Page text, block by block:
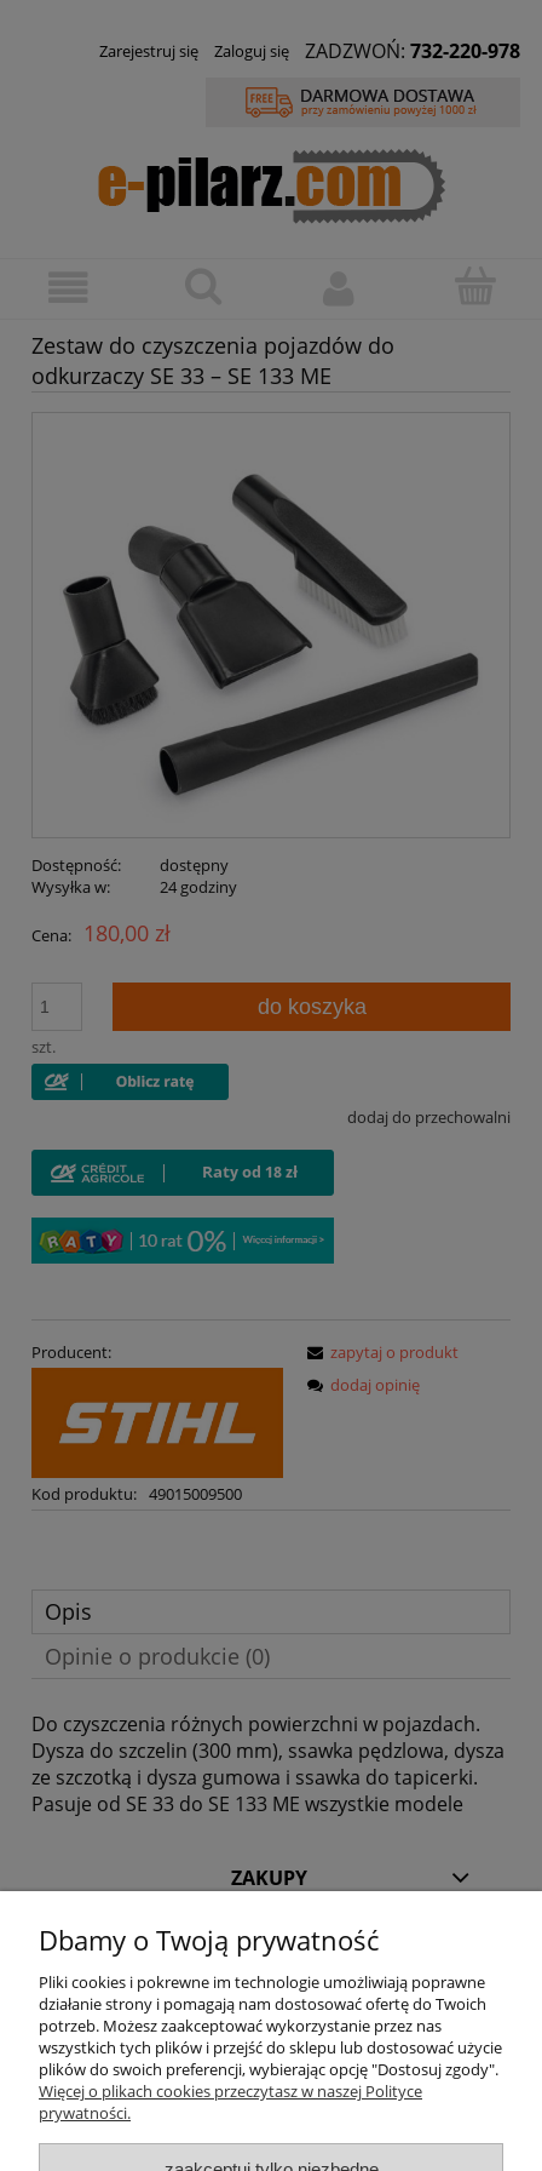
Zarejestruj się Zaloguj się ZADZWOŃ: 732-220-978
Zestaw do czyszczenia pojazdów do
odkurzaczy SE 33 – SE 133 ME
Dostępność:
dostępny
Wysyłka w:
24 godziny
Cena: 180,00 zł
szt.
do koszyka
dodaj do przechowalni
Producent:
Kod produktu: 49015009500
zapytaj o produkt
dodaj opinię
Opis
Opinie o produkcie (0)
Do czyszczenia różnych powierzchni w pojazdach.
Dysza do szczelin (300 mm), ssawka pędzlowa, dysza
ze szczotką i dysza gumowa i ssawka do tapicerki.
Pasuje od SE 33 do SE 133 ME wszystkie modele
ZAKUPY
POMOC
INFORMACJE
KILKA SŁÓW O NAS
Dbamy o Twoją prywatność
Pliki cookies i pokrewne im technologie umożliwiają poprawne
działanie strony i pomagają nam dostosować ofertę do Twoich
potrzeb. Możesz zaakceptować wykorzystanie przez nas
wszystkich tych plików i przejść do sklepu lub dostosować użycie
plików do swoich preferencji, wybierając opcję "Dostosuj zgody".
Więcej o plikach cookies przeczytasz w naszej Polityce
prywatności.